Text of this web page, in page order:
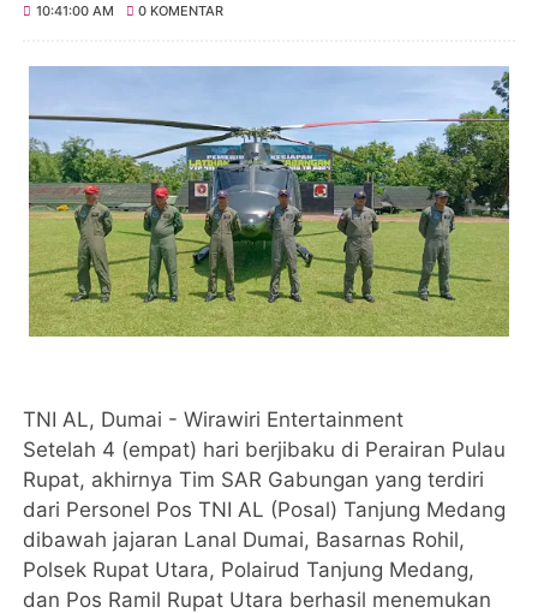
10:41:00 AM 0 KOMENTAR
TNI AL, Dumai - Wirawiri Entertainment
Setelah 4 (empat) hari berjibaku di Perairan Pulau
Rupat, akhirnya Tim SAR Gabungan yang terdiri
dari Personel Pos TNI AL (Posal) Tanjung Medang
dibawah jajaran Lanal Dumai, Basarnas Rohil,
Polsek Rupat Utara, Polairud Tanjung Medang,
dan Pos Ramil Rupat Utara berhasil menemukan